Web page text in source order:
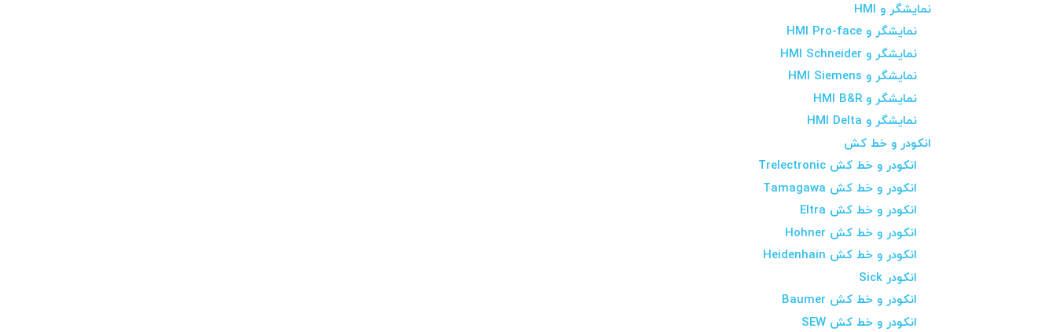
نمایشگر و HMI
نمایشگر و HMI Pro-face
نمایشگر و HMI Schneider
نمایشگر و HMI Siemens
نمایشگر و HMI B&R
نمایشگر و HMI Delta
انکودر و خط کش
انکودر و خط کش Trelectronic
انکودر و خط کش Tamagawa
انکودر و خط کش Eltra
انکودر و خط کش Hohner
انکودر و خط کش Heidenhain
انکودر Sick
انکودر و خط کش Baumer
انکودر و خط کش SEW